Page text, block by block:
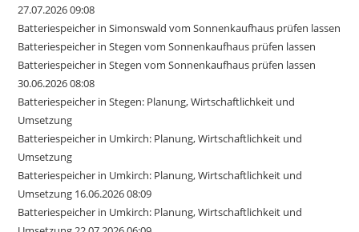
27.07.2026 09:08
Batteriespeicher in Simonswald vom Sonnenkaufhaus prüfen lassen
Batteriespeicher in Stegen vom Sonnenkaufhaus prüfen lassen
Batteriespeicher in Stegen vom Sonnenkaufhaus prüfen lassen
30.06.2026 08:08
Batteriespeicher in Stegen: Planung, Wirtschaftlichkeit und
Umsetzung
Batteriespeicher in Umkirch: Planung, Wirtschaftlichkeit und
Umsetzung
Batteriespeicher in Umkirch: Planung, Wirtschaftlichkeit und
Umsetzung 16.06.2026 08:09
Batteriespeicher in Umkirch: Planung, Wirtschaftlichkeit und